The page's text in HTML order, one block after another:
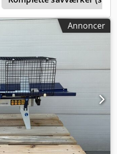
Annoncer